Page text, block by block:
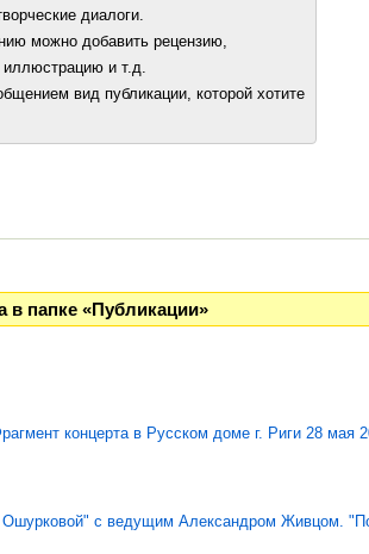
диалоги.
можно добавить рецензию,
и т.д.
вид публикации, которой хотите
в папке «Публикации»
концерта в Русском доме г. Риги 28 мая
Ошурковой" с ведущим Александром Живцом.